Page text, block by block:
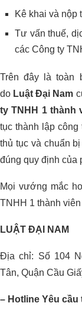
Kê khai và nộp
Tư vấn thuế,
các Công ty
Trên đây là toàn
do Luật Đại Nam
ty TNHH 1 thành
tục thành lập
thủ tục và chuẩn
đúng quy định của
Mọi vướng mắc
TNHH 1 thành
LUẬT ĐẠI NAM
Địa chỉ: Số 104
Tân, Quận Cầu
– Hotline Yêu cầu